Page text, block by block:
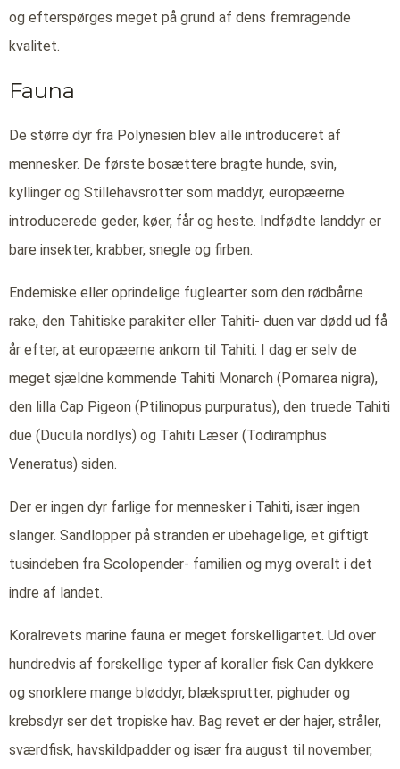
og efterspørges meget på grund af dens fremragende
kvalitet.
Fauna
De større dyr fra Polynesien blev alle introduceret af
mennesker. De første bosættere bragte hunde, svin,
kyllinger og Stillehavsrotter som maddyr, europæerne
introducerede geder, køer, får og heste. Indfødte landdyr er
bare insekter, krabber, snegle og firben.
Endemiske eller oprindelige fuglearter som den rødbårne
rake, den Tahitiske parakiter eller Tahiti- duen var dødd ud få
år efter, at europæerne ankom til Tahiti. I dag er selv de
meget sjældne kommende Tahiti Monarch (Pomarea nigra),
den lilla Cap Pigeon (Ptilinopus purpuratus), den truede Tahiti
due (Ducula nordlys) og Tahiti Læser (Todiramphus
Veneratus) siden.
Der er ingen dyr farlige for mennesker i Tahiti, især ingen
slanger. Sandlopper på stranden er ubehagelige, et giftigt
tusindeben fra Scolopender- familien og myg overalt i det
indre af landet.
Koralrevets marine fauna er meget forskelligartet. Ud over
hundredvis af forskellige typer af koraller fisk Can dykkere
og snorklere mange bløddyr, blæksprutter, pighuder og
krebsdyr ser det tropiske hav. Bag revet er der hajer, stråler,
sværdfisk, havskildpadder og især fra august til november,